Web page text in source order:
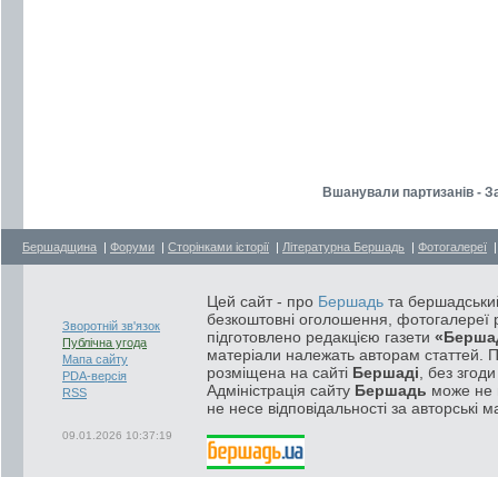
Вшанували партизанів -
Бершадщина | Форуми | Сторінками історії | Літературна Бершадь | Фотогалереї
Зворотній зв'язок
Публічна угода
Мапа сайту
PDA-версія
RSS
09.01.2026 10:37:19
Цей сайт - про Бершадь та
безкоштовні оголошення, фотогалереї
підготовлено редакцією газети
матеріали належать авторам статтей.
розміщена на сайті Бершаді , без
Адміністрація сайту Бершадь може не
не несе відповідальності за авторські